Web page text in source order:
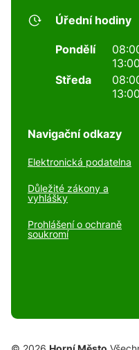
Úřední hodiny
Pondělí
Středa
Navigační odkazy
Elektronická podatelna
Důležité zákony a
vyhlášky
Prohlášení o ochraně
soukromí